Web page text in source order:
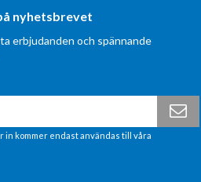
nyhetsbrevet
erbjudanden och spännande
in kommer endast användas till våra